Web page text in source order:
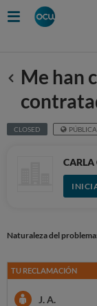
Anterior
Me han
CLOSED PÚBLICA
CARLA
Naturaleza del
TU RECLAMACIÓN
J. A.